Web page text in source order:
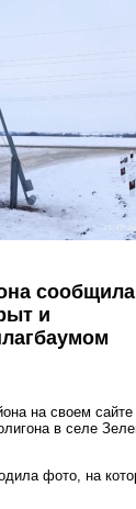
и
на своем сайте
в селе
фото, на